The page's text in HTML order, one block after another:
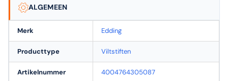
ALGEMEEN
Merk Edding
Producttype Viltstiften
Artikelnummer 4004764305087